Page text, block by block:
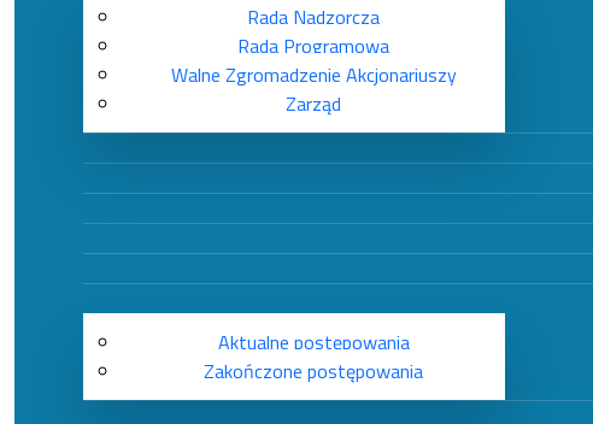
Rada Nadzorcza
Rada Programowa
Walne Zgromadzenie Akcjonariuszy
Zarząd
Aktualne postępowania
Zakończone postępowania